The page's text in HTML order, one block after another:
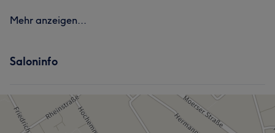
Mehr anzeigen...
Saloninfo